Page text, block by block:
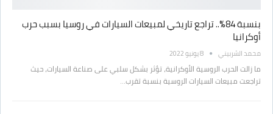
بنسبة 84%.. تراجع تاريخي لمبيعات السيارات في روسيا بسبب حرب
أوكرانيا
محمد الشربيني 8 يونيو 2022
ما زالت الحرب الروسية الأوكرانية، تؤثر بشكل سلبي على صناعة السيارات، حيث
تراجعت مبيعات السيارات الروسية بنسبة تقرب…